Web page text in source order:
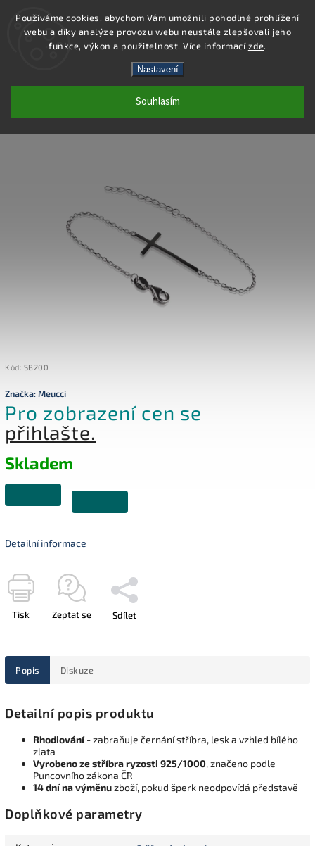
Používáme cookies, abychom Vám umožnili pohodlné prohlížení
webu a díky analýze provozu webu neustále zlepšovali jeho
funkce, výkon a použitelnost. Více informacízde.
Nastavení
Souhlasím
Hledat
SB200 - NÁRAMEK AG 925/1000
Kód: SB200
Značka:Meucci
Pro zobrazení cen se
přihlašte.
Skladem
Detailní informace
Tisk Zeptat se Sdílet
Popis Diskuze
Detailní popis produktu
Rhodiování- zabraňuje černání stříbra, lesk a vzhled bílého
zlata
Vyrobeno ze stříbra ryzosti 925/1000, značeno podle
Puncovního zákona ČR
14 dní na výměnuzboží, pokud šperk neodpovídá představě
Doplňkové parametry